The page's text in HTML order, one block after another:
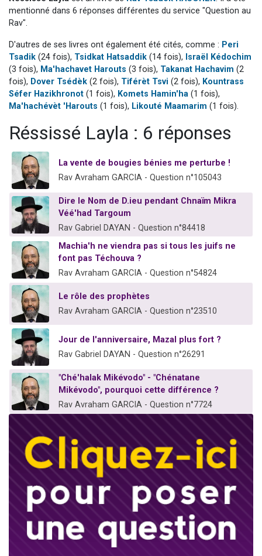
13 personnes viennent de demander une bénédiction
Il reste 49 places pour étudier en groupe sur Zoom
12 nouvelles musiques dans Torah-Box Music
29 personnes viennent de demander une bénédiction
mentionné dans 6 réponses différentes du service "Question au
Rav".
D'autres de ses livres ont également été cités, comme : Peri
Tsadik (24 fois), Tsidkat Hatsaddik (14 fois), Israël Kédochim
(3 fois), Ma'hachavet Harouts (3 fois), Takanat Hachavim (2
fois), Dover Tsédèk (2 fois), Tiférèt Tsvi (2 fois), Kountrass
Séfer Hazikhronot (1 fois), Komets Hamin'ha (1 fois),
Ma'hachévèt 'Harouts (1 fois), Likouté Maamarim (1 fois).
Réssissé Layla : 6 réponses
La vente de bougies bénies me perturbe !
Rav Avraham GARCIA - Question n°105043
Dire le Nom de D.ieu pendant Chnaïm Mikra
Véé'had Targoum
Rav Gabriel DAYAN - Question n°84418
Machia'h ne viendra pas si tous les juifs ne
font pas Téchouva ?
Rav Avraham GARCIA - Question n°54824
Le rôle des prophètes
Rav Avraham GARCIA - Question n°23510
Jour de l'anniversaire, Mazal plus fort ?
Rav Gabriel DAYAN - Question n°26291
"Ché'halak Mikévodo" - "Chénatane
Mikévodo", pourquoi cette différence ?
Rav Avraham GARCIA - Question n°7724